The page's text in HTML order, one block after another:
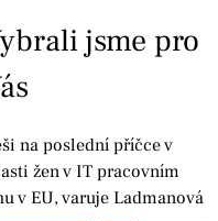
jsme pro
na poslední příčce v
žen v IT pracovním
v EU, varuje Ladmanová